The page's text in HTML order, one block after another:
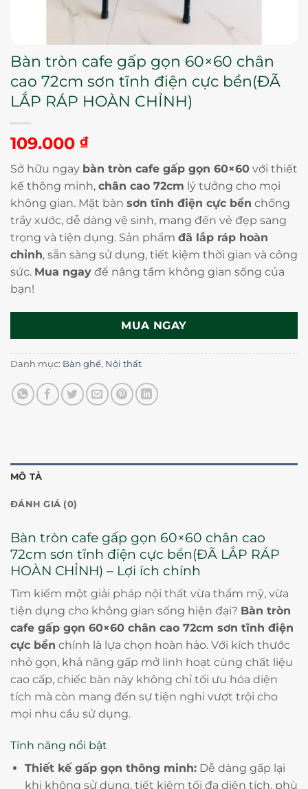
Bàn tròn cafe gấp gọn 60×60 chân
cao 72cm sơn tĩnh điện cực bền(ĐÃ
LẮP RÁP HOÀN CHỈNH)
109.000 ₫
Sở hữu ngay bàn tròn cafe gấp gọn 60×60 với thiết
kế thông minh, chân cao 72cm lý tưởng cho mọi
không gian. Mặt bàn sơn tĩnh điện cực bền chống
trầy xước, dễ dàng vệ sinh, mang đến vẻ đẹp sang
trọng và tiện dụng. Sản phẩm đã lắp ráp hoàn
chỉnh, sẵn sàng sử dụng, tiết kiệm thời gian và công
sức. Mua ngay để nâng tầm không gian sống của
bạn!
MUA NGAY
Danh mục: Bàn ghế, Nội thất
MÔ TẢ
ĐÁNH GIÁ (0)
Bàn tròn cafe gấp gọn 60×60 chân cao
72cm sơn tĩnh điện cực bền(ĐÃ LẮP RÁP
HOÀN CHỈNH) – Lợi ích chính
Tìm kiếm một giải pháp nội thất vừa thẩm mỹ, vừa
tiện dụng cho không gian sống hiện đại? Bàn tròn
cafe gấp gọn 60×60 chân cao 72cm sơn tĩnh điện
cực bền chính là lựa chọn hoàn hảo. Với kích thước
nhỏ gọn, khả năng gấp mở linh hoạt cùng chất liệu
cao cấp, chiếc bàn này không chỉ tối ưu hóa diện
tích mà còn mang đến sự tiện nghi vượt trội cho
mọi nhu cầu sử dụng.
Tính năng nổi bật
Thiết kế gấp gọn thông minh:Dễ dàng gấp lại
khi không sử dụng, tiết kiệm tối đa diện tích, phù